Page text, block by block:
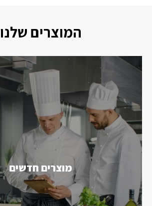
המוצרים שלנו
מוצרים חדשים